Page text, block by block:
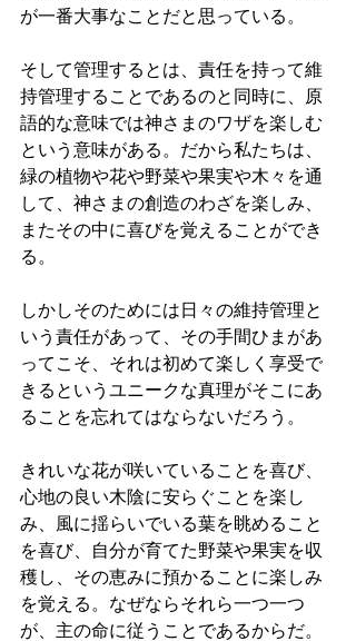
が一番大事なことだと思っている。
そして管理するとは、責任を持って維
持管理することであるのと同時に、原
語的な意味では神さまのワザを楽しむ
という意味がある。だから私たちは、
緑の植物や花や野菜や果実や木々を通
して、神さまの創造のわざを楽しみ、
またその中に喜びを覚えることができ
る。
しかしそのためには日々の維持管理と
いう責任があって、その手間ひまがあ
ってこそ、それは初めて楽しく享受で
きるというユニークな真理がそこにあ
ることを忘れてはならないだろう。
きれいな花が咲いていることを喜び、
心地の良い木陰に安らぐことを楽し
み、風に揺らいでいる葉を眺めること
を喜び、自分が育てた野菜や果実を収
穫し、その恵みに預かることに楽しみ
を覚える。なぜならそれら一つ一つ
が、主の命に従うことであるからだ。